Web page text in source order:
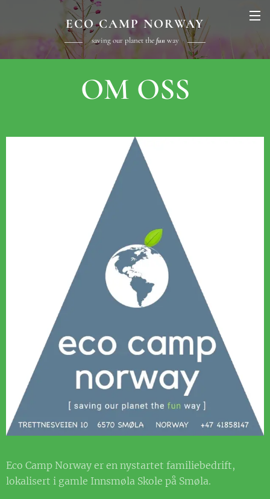
ECO CAMP NORWAY
saving our planet the fun way
OM OSS
Eco Camp Norway er en nystartet familiebedrift,
lokalisert i gamle Innsmøla Skole på Smøla.